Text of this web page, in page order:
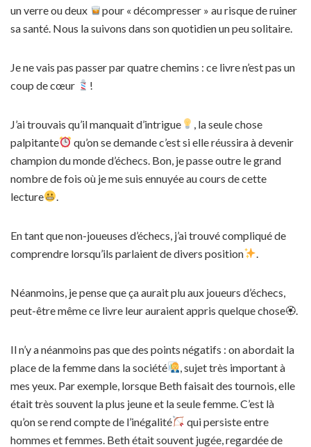
un verre ou deux
pour « décompresser » au risque de ruiner
sa santé. Nous la suivons dans son quotidien un peu solitaire.
Je ne vais pas passer par quatre chemins : ce livre n’est pas un
coup de cœur
!
J’ai trouvais qu’il manquait d’intrigue
, la seule chose
palpitante
qu’on se demande c’est si elle réussira à devenir
champion du monde d’échecs. Bon, je passe outre le grand
nombre de fois où je me suis ennuyée au cours de cette
lecture
En tant que non-joueuses d’échecs, j’ai trouvé compliqué de
comprendre lorsqu’ils parlaient de divers position
Néanmoins, je pense que ça aurait plu aux joueurs d’échecs,
peut-être même ce livre leur auraient appris quelque chose🏵.
Il n’y a néanmoins pas que des points négatifs : on abordait la
place de la femme dans la société
, sujet très important à
mes yeux. Par exemple, lorsque Beth faisait des tournois, elle
était très souvent la plus jeune et la seule femme. C’est là
qu’on se rend compte de l’inégalité
qui persiste entre
hommes et femmes. Beth était souvent jugée, regardée de